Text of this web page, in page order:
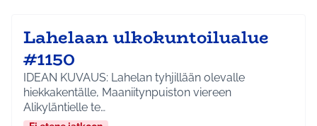
Lahelaan ulkokuntoilualue
#1150
IDEAN KUVAUS: Lahelan tyhjillään olevalle
hiekkakentälle, Maaniitynpuiston viereen
Alikyläntielle te…